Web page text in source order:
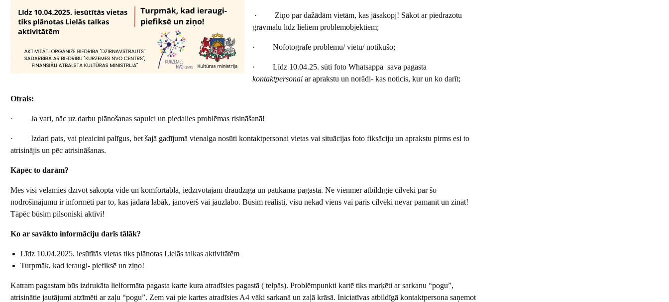
· Ziņo par dažādām vietām, kas jāsakopj! Sākot ar piedrazotu
grāvmalu līdz lieliem problēmobjektiem;
· Nofotografē problēmu/ vietu/ notikušo;
· Līdz 10.04.25. sūti foto Whatsappa sava pagasta
kontaktpersonai ar aprakstu un norādi- kas noticis, kur un ko darīt;
Otrais:
· Ja vari, nāc uz darbu plānošanas sapulci un piedalies problēmas risināšanā!
· Izdari pats, vai pieaicini palīgus, bet šajā gadījumā vienalga nosūti kontaktpersonai vietas vai situācijas foto fiksāciju un aprakstu pirms esi to
atrisinājis un pēc atrisināšanas.
Kāpēc to darām?
Mēs visi vēlamies dzīvot sakoptā vidē un komfortablā, iedzīvotājam draudzīgā un patīkamā pagastā. Ne vienmēr atbildīgie cilvēki par šo
nodrošinājumu ir informēti par to, kas jādara labāk, jānovērš vai jāuzlabo. Būsim reālisti, visu nekad viens vai pāris cilvēki nevar pamanīt un zināt!
Tāpēc būsim pilsoniski aktīvi!
Ko ar savākto informāciju darīs tālāk?
Līdz 10.04.2025. iesūtītās vietas tiks plānotas Lielās talkas aktivitātēm
Turpmāk, kad ieraugi- piefiksē un ziņo!
Katram pagastam būs izdrukāta lielformāta pagasta karte kura atradīsies pagastā ( telpās). Problēmpunkti kartē tiks marķēti ar sarkanu “pogu”,
atrisinātie jautājumi atzīmēti ar zaļu “pogu”. Zem vai pie kartes atradīsies A4 vāki sarkanā un zaļā krāsā. Iniciatīvas atbildīgā kontaktpersona saņemot